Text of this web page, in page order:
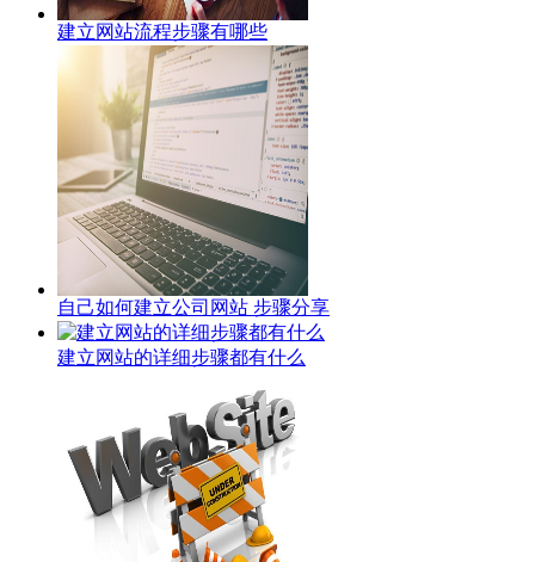
建立网站流程步骤有哪些
自己如何建立公司网站 步骤分享
建立网站的详细步骤都有什么